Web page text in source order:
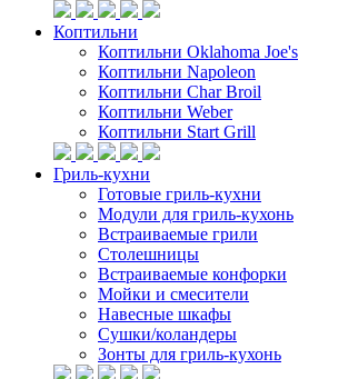
Коптильни
Коптильни Oklahoma Joe's
Коптильни Napoleon
Коптильни Char Broil
Коптильни Weber
Коптильни Start Grill
Гриль-кухни
Готовые гриль-кухни
Модули для гриль-кухонь
Встраиваемые грили
Столешницы
Встраиваемые конфорки
Мойки и смесители
Навесные шкафы
Сушки/коландеры
Зонты для гриль-кухонь